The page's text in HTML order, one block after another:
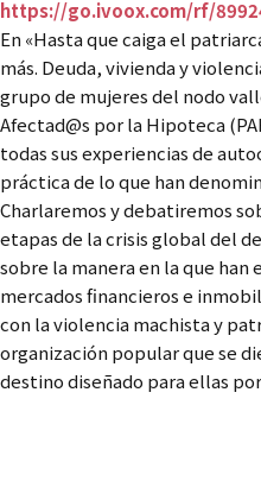
https://go.ivoox.com/rf/
En «Hasta que caiga el
más. Deuda, vivienda y
grupo de mujeres del nodo
Afectad@s por la Hipoteca
todas sus experiencias de
práctica de lo que han
Charlaremos y debatiremos
etapas de la crisis global del
sobre la manera en la que
mercados financieros e
con la violencia machista y
organización popular que se
destino diseñado para ellas